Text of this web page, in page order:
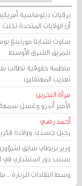
برقيات دبلوماسية
أن الولايات المتحدة
ساوث تشاينا مورنينغ
بتمزيق الشرق الأوسط
منظمة حقوقية تطالب
تعذيب المعتقلين
مرآة البحرين
الأمير أندرو وغسل
أحمد رضي
رحيل جسدي، وولادة
وزير بريطاني سابق
بسبب دور استشاري في
وسط انتقادات للزيارة